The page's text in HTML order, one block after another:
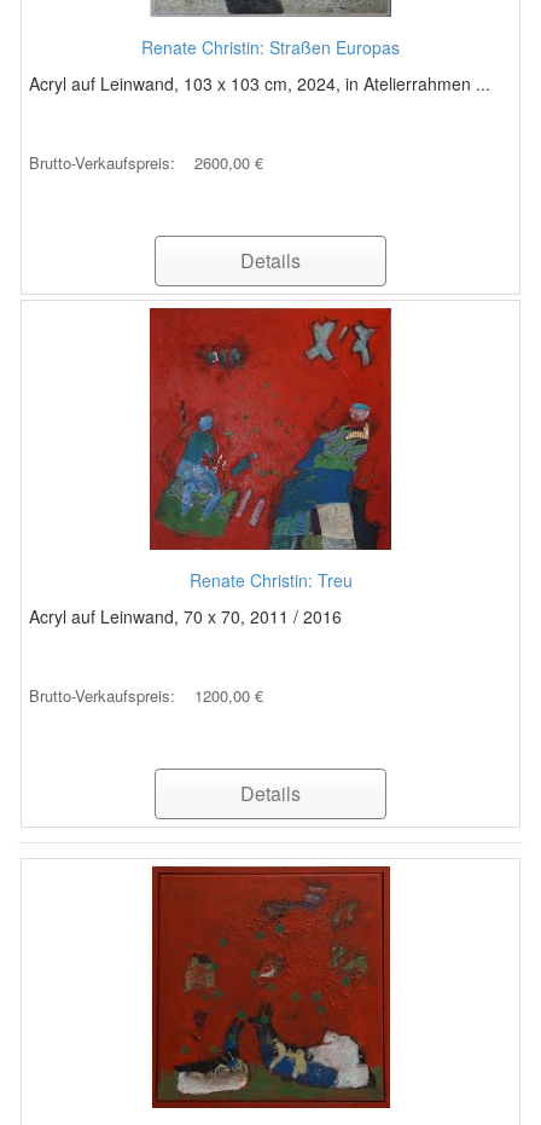
Renate Christin: Straßen Europas
Acryl auf Leinwand, 103 x 103 cm, 2024, in Atelierrahmen ...
Brutto-Verkaufspreis: 2600,00 €
Details
Renate Christin: Treu
Acryl auf Leinwand, 70 x 70, 2011 / 2016
Brutto-Verkaufspreis: 1200,00 €
Details